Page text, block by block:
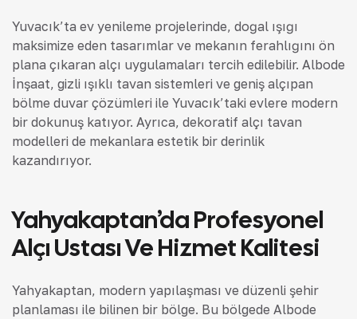
Yuvacık’ta ev yenileme projelerinde, doğal ışığı
maksimize eden tasarımlar ve mekanın ferahlığını ön
plana çıkaran alçı uygulamaları tercih edilebilir. Albode
İnşaat, gizli ışıklı tavan sistemleri ve geniş alçıpan
bölme duvar çözümleri ile Yuvacık’taki evlere modern
bir dokunuş katıyor. Ayrıca, dekoratif alçı tavan
modelleri de mekanlara estetik bir derinlik
kazandırıyor.
Yahyakaptan’da Profesyonel
Alçı Ustası Ve Hizmet Kalitesi
Yahyakaptan, modern yapılaşması ve düzenli şehir
planlaması ile bilinen bir bölge. Bu bölgede Albode